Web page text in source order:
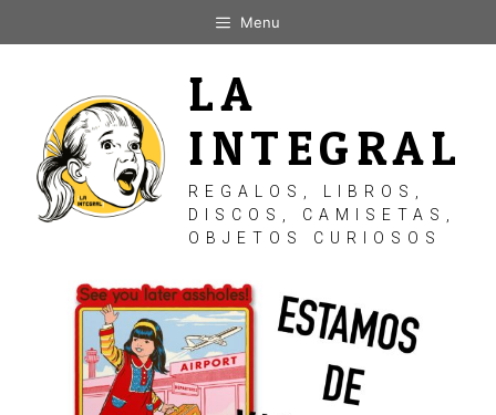
al
Menu
LA
INTEGRAL
REGALOS, LIBROS,
DISCOS, CAMISETAS,
OBJETOS CURIOSOS